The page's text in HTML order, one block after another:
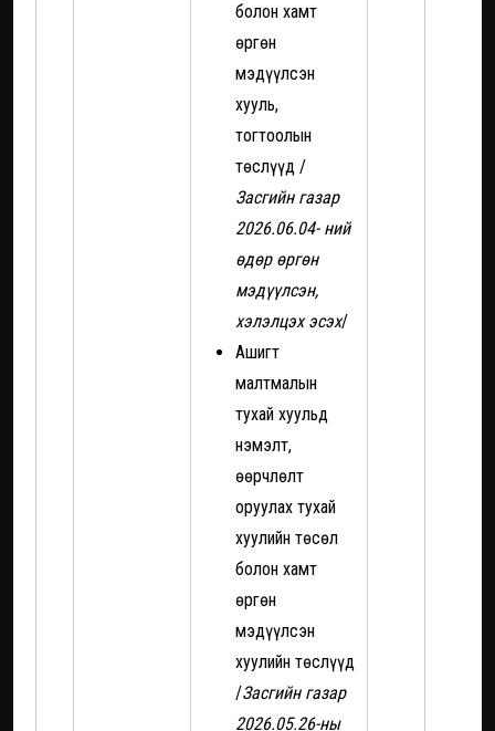
болон хамт
өргөн
мэдүүлсэн
хууль,
тогтоолын
төслүүд /
Засгийн газар
2026.06.04- ний
өдөр өргөн
мэдүүлсэн,
хэлэлцэх эсэх/
Ашигт
малтмалын
тухай хуульд
нэмэлт,
өөрчлөлт
оруулах тухай
хуулийн төсөл
болон хамт
өргөн
мэдүүлсэн
хуулийн төслүүд
/Засгийн газар
2026.05.26-ны